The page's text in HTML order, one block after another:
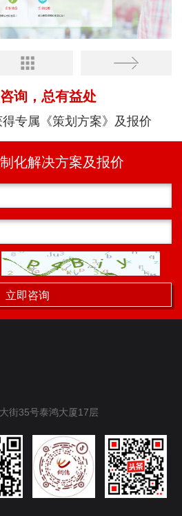
询，总有益处
专属《策划方案》及报价
化解决方案及报价
街35号泰鸿大厦17层